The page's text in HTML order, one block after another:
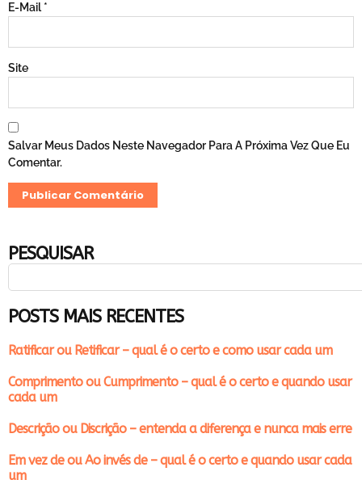
E-Mail*
Site
Salvar Meus Dados Neste Navegador Para A Próxima Vez Que Eu
Comentar.
PESQUISAR
POSTS MAIS RECENTES
Ratificar ou Retificar – qual é o certo e como usar cada um
Comprimento ou Cumprimento – qual é o certo e quando usar
cada um
Descrição ou Discrição – entenda a diferença e nunca mais erre
Em vez de ou Ao invés de – qual é o certo e quando usar cada
um